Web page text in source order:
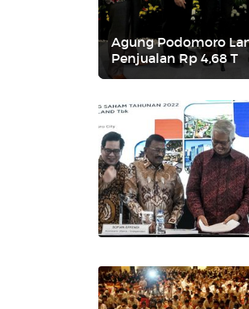
Agung Podomoro
Penjualan Rp 4,68 T